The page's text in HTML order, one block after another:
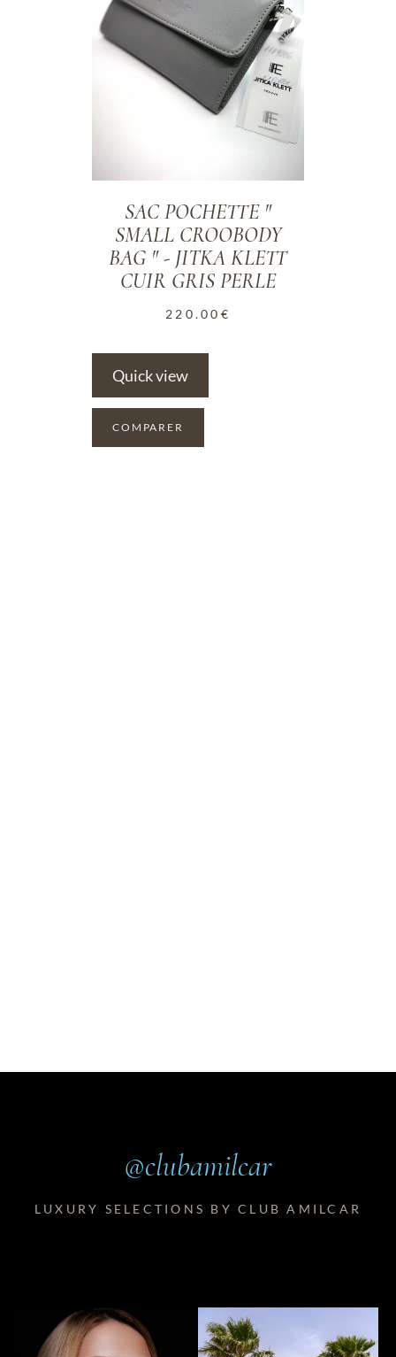
SAC POCHETTE "
SMALL CROOBODY
BAG " - JITKA KLETT
CUIR GRIS PERLE
220.00 €
Quick view
COMPARER
@clubamilcar
LUXURY SELECTIONS BY CLUB AMILCAR